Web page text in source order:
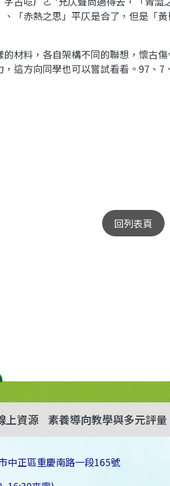
「赤熱之思」平仄是合了，但是「
材料，各自架構不同的聯想，懷古
這方向同學也可以嘗試看看。97 、 7 、
回列表頁
上資源 素養導向教學與多元評量
中正區重慶南路一段165號